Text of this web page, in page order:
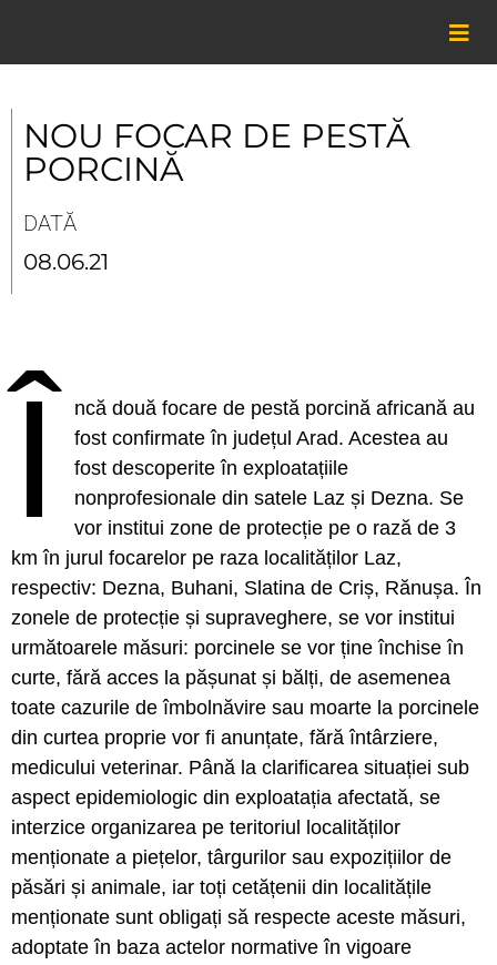
content
NOU FOCAR DE PESTĂ
PORCINĂ
DATĂ
08.06.21
Î
ncă două focare de pestă porcină africană au
fost confirmate în județul Arad. Acestea au
fost descoperite în exploatațiile
nonprofesionale din satele Laz și Dezna. Se
vor institui zone de protecție pe o rază de 3
km în jurul focarelor pe raza localităților Laz,
respectiv: Dezna, Buhani, Slatina de Criș, Rănușa. În
zonele de protecție și supraveghere, se vor institui
următoarele măsuri: porcinele se vor ține închise în
curte, fără acces la pășunat și bălți, de asemenea
toate cazurile de îmbolnăvire sau moarte la porcinele
din curtea proprie vor fi anunțate, fără întârziere,
medicului veterinar. Până la clarificarea situației sub
aspect epidemiologic din exploatația afectată, se
interzice organizarea pe teritoriul localităților
menționate a piețelor, târgurilor sau expozițiilor de
păsări și animale, iar toți cetățenii din localitățile
menționate sunt obligați să respecte aceste măsuri,
adoptate în baza actelor normative în vigoare